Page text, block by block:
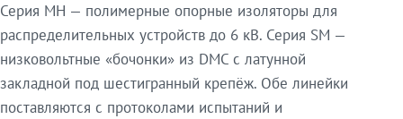
Серия МН — полимерные опорные изоляторы для
распределительных устройств до 6 кВ. Серия SM —
низковольтные «бочонки» из DMC с латунной
закладной под шестигранный крепёж. Обе линейки
поставляются с протоколами испытаний и